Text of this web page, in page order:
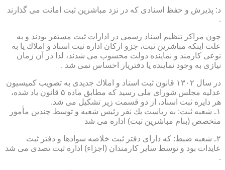
د: پذیرش و حفظ اسنادی كه در نزد مباشرین ثبت امانت می گذارند
.
چون مراكز تنظیم اسناد رسمی در ادارات ثبت مستقر بودند و به
علت اینكه مباشرین ثبت، جزو اركان اداره ثبت اسناد و املاك یا به
نوعی كارمند و نماینده دولت محسوب می شدند، لذا در آن زمان
نیازی به وجود نماینده یا دفتریار احساس نمی شد .
در سال ۱۳۰۲ قانون ثبت اسناد و املاك جدیدی به تصویب كمیسیون
عدلیه مجلس شورای ملی رسید كه مطابق ماده ۵ قانون یاد شده،
هر دایره ثبت اسناد، از دو قسمت زیر تشكیل می شد.
۱ـ شعبه ثبت: به ریاست یك نفر رئیس شعبه و توسط چندین مأمور
متخصص (بنام مباشرین ثبت) اداره می شد
۲ـ شعبه ضبط: كه دارای دفتر ثبت خلاصه سوادها و دفتر ثبت
عایدات بود و توسط سایر كارمندان (اجزاء) اداره ثبت تصدی می شد
.